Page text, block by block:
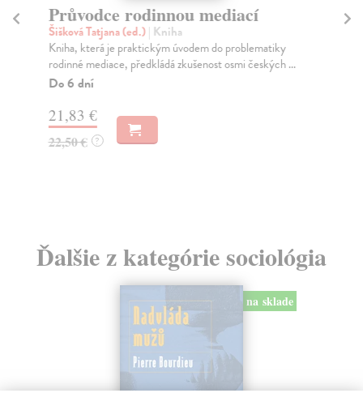
Průvodce rodinnou mediací
Šišková Tatjana (ed.)| Kniha
Kniha, která je praktickým úvodem do problematiky
rodinné mediace, předkládá zkušenost osmi českých ...
Do 6 dní
21,83 €
22,50 € ?
Ďalšie z kategórie sociológia
na sklade